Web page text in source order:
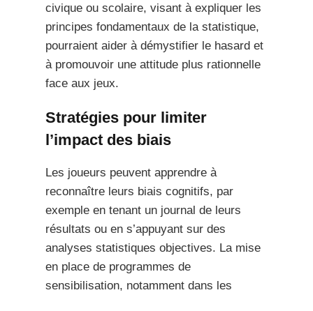
civique ou scolaire, visant à expliquer les
principes fondamentaux de la statistique,
pourraient aider à démystifier le hasard et
à promouvoir une attitude plus rationnelle
face aux jeux.
Stratégies pour limiter
l’impact des biais
Les joueurs peuvent apprendre à
reconnaître leurs biais cognitifs, par
exemple en tenant un journal de leurs
résultats ou en s’appuyant sur des
analyses statistiques objectives. La mise
en place de programmes de
sensibilisation, notamment dans les